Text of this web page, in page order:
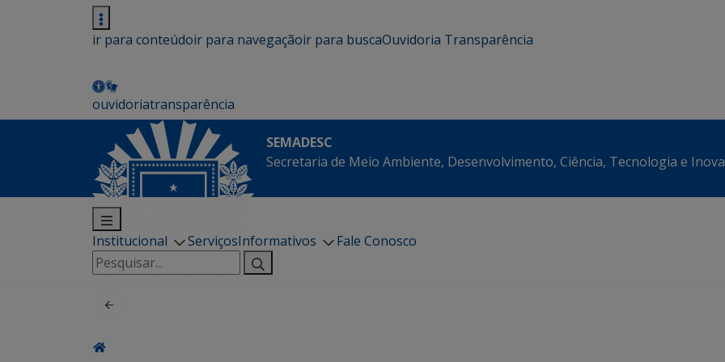
ir para conteúdoir para navegaçãoir para buscaOuvidoria Transparência
ouvidoriatransparência
SEMADESC
Secretaria de Meio Ambiente, Desenvolvimento, Ciência, Tecnologia e
Institucional ServiçosInformativos
Fale Conosco
Pesquisar
por: